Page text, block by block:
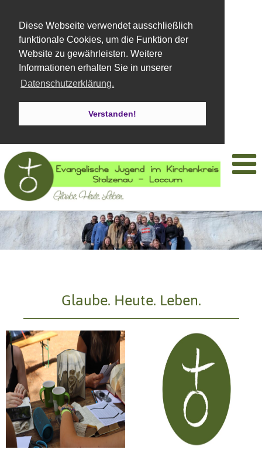
Diese Webseite verwendet ausschließlich
funktionale Cookies, um die Funktion der
Website zu gewährleisten. Weitere
Informationen erhalten Sie in unserer
Datenschutzerklärung.
Verstanden!
Glaube. Heute. Leben.